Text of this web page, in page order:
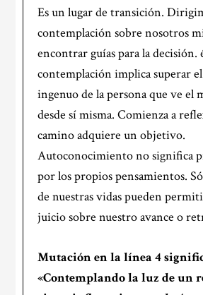
Es un lugar de transición.
contemplación sobre nosotros
encontrar guías para la decisión.
contemplación implica superar
ingenuo de la persona que ve el
desde sí misma. Comienza a
camino adquiere un objetivo.
Autoconocimiento no significa
por los propios pensamientos.
de nuestras vidas pueden
juicio sobre nuestro avance o
Mutación en lalínea 4
«Contemplando la luz de un